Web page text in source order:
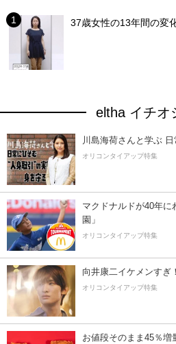
37歳女性の13年間の変
eltha イチオ
川島海荷さんと学ぶ
オリコンタイアップ特集
マクドナルドが40年
園」
オリコンタイアップ特集
向井康二イケメンすぎ
オリコンタイアップ特集
お値段そのまま45％